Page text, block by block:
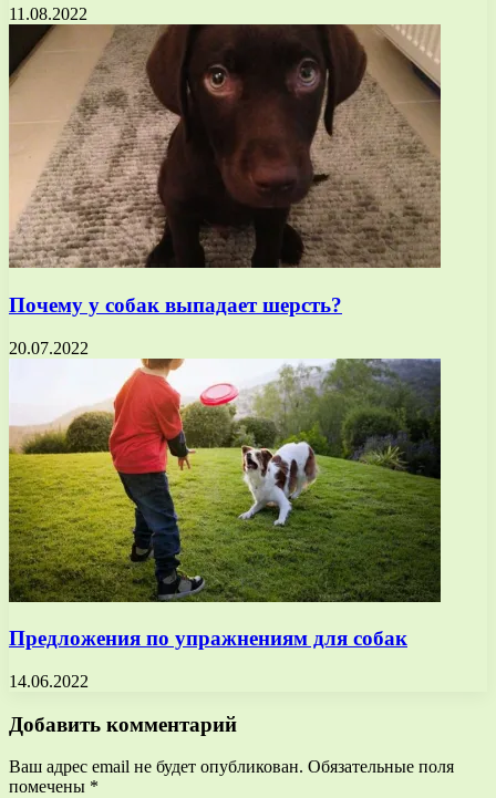
11.08.2022
Почему у собак выпадает шерсть?
20.07.2022
Предложения по упражнениям для собак
14.06.2022
Добавить комментарий
Ваш адрес email не будет опубликован. Обязательные поля
помечены *